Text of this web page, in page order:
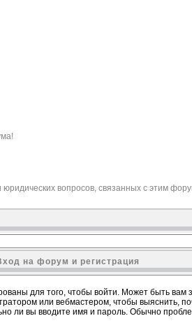
юридических вопросов, связанных с этим
на форум и регистрация
для того, чтобы войти. Может быть вам
или вебмастером, чтобы выяснить,
ли вы вводите имя и пароль. Обычно